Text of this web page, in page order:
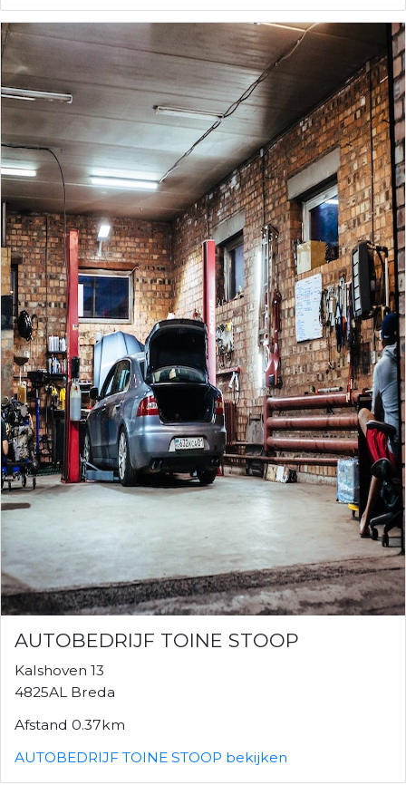
AUTOBEDRIJF TOINE STOOP
Kalshoven 13
4825AL Breda
Afstand 0.37km
AUTOBEDRIJF TOINE STOOP bekijken